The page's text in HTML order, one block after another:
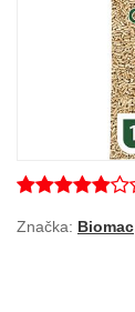
Značka: Biomac